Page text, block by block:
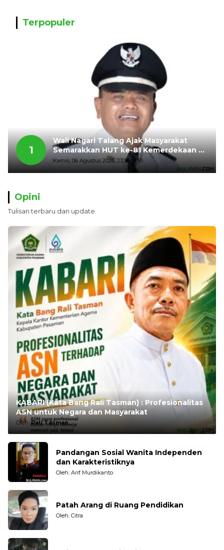
Terpopuler
1
Wali Nagari Talang Ajak Masyarakat
Semarakkan HUT ke-81 Kemerdekaan RI
dengan Mengibarkan Bendera Merah
Putih
Kamis, 06 Agustus 2026, 23:56 WIB
Opini
Tulisan terbaru dan update
KABARI (Kata Bang Rali Tasman) : Profesionalitas
ASN untuk Negara dan Masyarakat
Oleh:Rali Tasman
Pandangan Sosial Wanita Independen
dan Karakteristiknya
Oleh: Arif Murdikanto
Patah Arang di Ruang Pendidikan
Oleh: Citra